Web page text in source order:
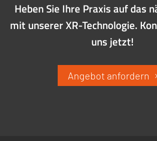
Heben Sie Ihre Praxis auf das
mit unserer XR-Technologie.
uns jetzt!
Angebot anfordern